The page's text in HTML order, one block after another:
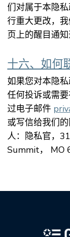
们对属于本隐
行重大更改，
页上的醒目通知
十六、如何
如果您对本隐
任何投诉或需
过电子邮件
或写信给我们
人：隐私官，
Summit， MO